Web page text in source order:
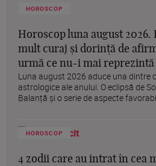
HOROSCOP
Horoscop luna august 2026.
mult curaj și dorință de
urmă ce nu-i mai reprezintă
Luna august 2026 aduce una dintre
astrologice ale anului. O eclipsă de
Balanță și o serie de aspecte
HOROSCOP
4 zodii care au intrat în cea